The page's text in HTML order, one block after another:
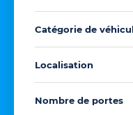
Catégorie de
Localisation
Nombre de portes